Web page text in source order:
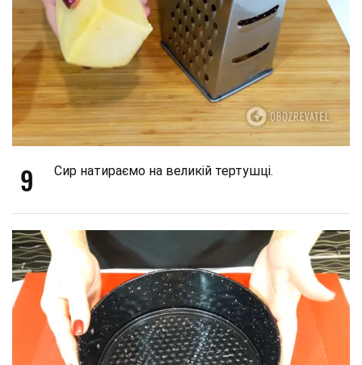
9 Сир натираємо на великій тертушці.